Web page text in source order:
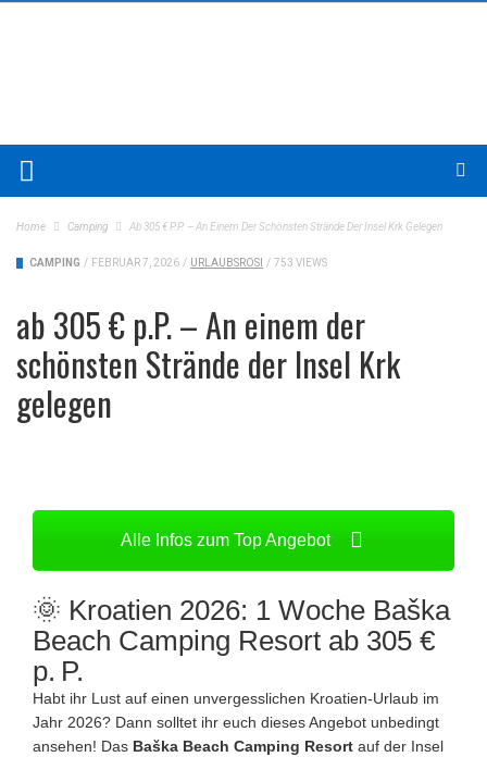
Home Camping Ab 305 € P.P. – An Einem Der Schönsten Strände Der Insel Krk Gelegen
CAMPING / FEBRUAR 7, 2026 / URLAUBSROSI / 753 VIEWS
ab 305 € p.P. – An einem der
schönsten Strände der Insel Krk
gelegen
Alle Infos zum Top Angebot
🌞 Kroatien 2026: 1 Woche Baška
Beach Camping Resort ab 305 €
p. P.
Habt ihr Lust auf einen unvergesslichen Kroatien‑Urlaub im
Jahr 2026? Dann solltet ihr euch dieses Angebot unbedingt
ansehen! Das Baška Beach Camping Resort auf der Insel